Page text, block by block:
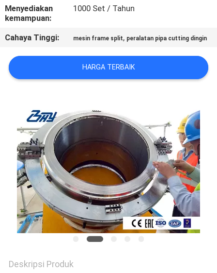
Menyediakan
kemampuan:
1000 Set / Tahun
Cahaya Tinggi: mesin frame split, peralatan pipa cutting dingin
HARGA TERBAIK
Deskripsi Produk